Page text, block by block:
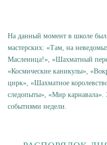
На данный момент в школе
мастерских: «Там, на
Масленица!», «Шахматный
«Космические каникулы»,
цирк», «Шахматное
следопыты», «Мир
событиями недели.